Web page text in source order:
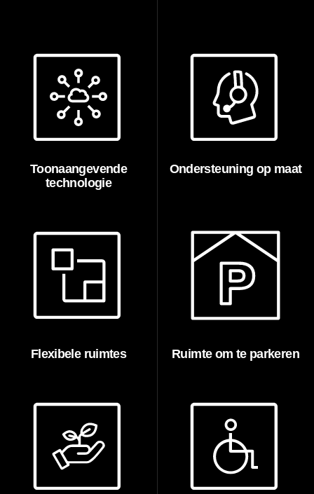
Toonaangevende
technologie
Ondersteuning op maat
Flexibele ruimtes Ruimte om te parkeren